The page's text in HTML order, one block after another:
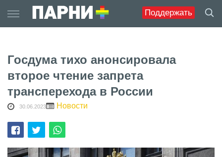
Поддержать
to
content
Госдума тихо анонсировала
второе чтение запрета
трансперехода в России
30.06.2023 Новости